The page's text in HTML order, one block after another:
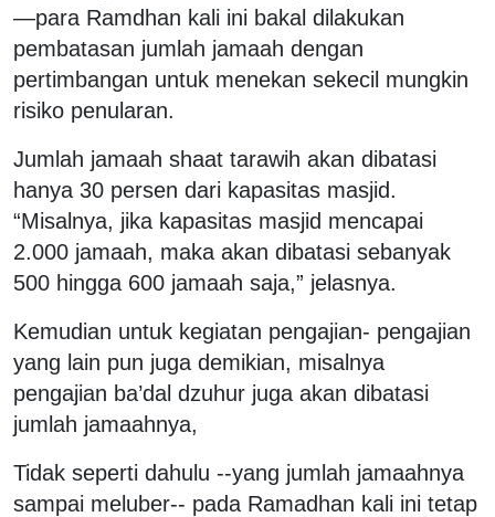
—para Ramdhan kali ini bakal dilakukan
pembatasan jumlah jamaah dengan
pertimbangan untuk menekan sekecil mungkin
risiko penularan.
Jumlah jamaah shaat tarawih akan dibatasi
hanya 30 persen dari kapasitas masjid.
“Misalnya, jika kapasitas masjid mencapai
2.000 jamaah, maka akan dibatasi sebanyak
500 hingga 600 jamaah saja,” jelasnya.
Kemudian untuk kegiatan pengajian- pengajian
yang lain pun juga demikian, misalnya
pengajian ba’dal dzuhur juga akan dibatasi
jumlah jamaahnya,
Tidak seperti dahulu --yang jumlah jamaahnya
sampai meluber-- pada Ramadhan kali ini tetap